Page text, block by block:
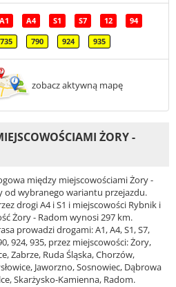
A1 A4 S1 S7 12 94
735 790 924 935
zobacz aktywną mapę
ŻORY -
między miejscowościami Żory -
od wybranego wariantu przejazdu.
drogi A4 i S1 i miejscowości Rybnik i
Żory - Radom wynosi 297 km.
prowadzi drogami: A1, A4, S1, S7,
924, 935, przez miejscowości: Żory,
Zabrze, Ruda Śląska, Chorzów,
Jaworzno, Sosnowiec, Dąbrowa
Skarżysko-Kamienna, Radom.